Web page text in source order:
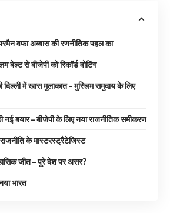
वफा अब्बास की रणनीतिक पहल का
से बीजेपी को रिकॉर्ड वोटिंग
दिल्ली में खास मुलाकात – मुस्लिम समुदाय के लिए
नई बयार – बीजेपी के लिए नया राजनीतिक समीकरण
के मास्टरस्ट्रैटेजिस्ट
जीत – पूरे देश पर असर?
भारत